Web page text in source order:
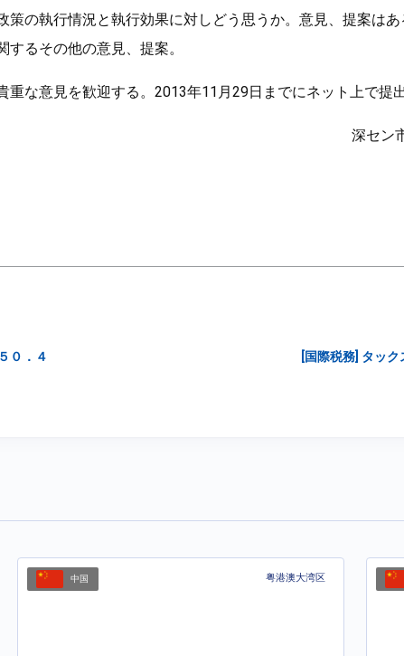
の執行情況と執行効果に対しどう思うか。意見、提案はあ
るその他の意見、提案。
重な意見を歓迎する。2013年11月29日までにネット上で提
深セン
[国際税務] タッ
０．４
中国 粤港澳大湾区